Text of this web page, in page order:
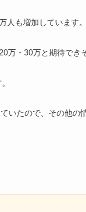
人も増加しています。
万・30万と期待でき
いたので、その他の